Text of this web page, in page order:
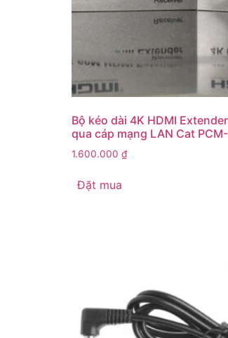
Bộ kéo dài 4K HDMI
qua cáp mạng LAN Cat
1.600.000 ₫
Đặt mua